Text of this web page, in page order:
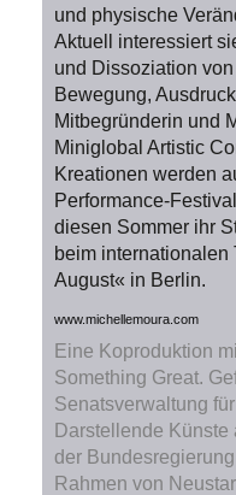
und physische
Aktuell interessiert
und Dissoziation
Bewegung,
Mitbegründerin und
Miniglobal Artistic
Kreationen werden
Performance-
diesen Sommer ihr
beim internationalen
August« in Berlin.
www.michellemoura.com
Eine Koproduktion
Something Great.
Senatsverwaltung
Darstellende Künste
der
Rahmen von